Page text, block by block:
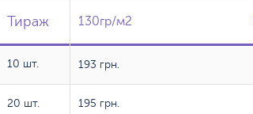
Тираж
10 шт.
20 шт.
Тираж 130гр/м2
Тираж 130гр/м2
10 шт. 193 грн.
20 шт. 195 грн.